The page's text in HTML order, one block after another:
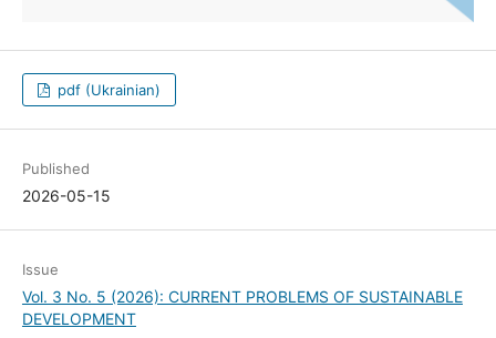
pdf (Ukrainian)
Published
2026-05-15
Issue
Vol. 3 No. 5 (2026): CURRENT PROBLEMS OF SUSTAINABLE
DEVELOPMENT